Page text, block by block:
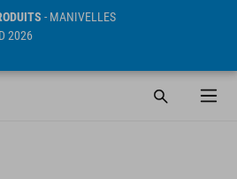
- MANIVELLES
2026